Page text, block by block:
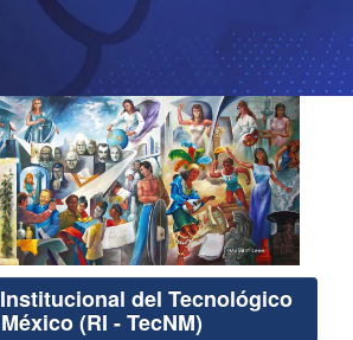
del Tecnológico
(RI - TecNM)